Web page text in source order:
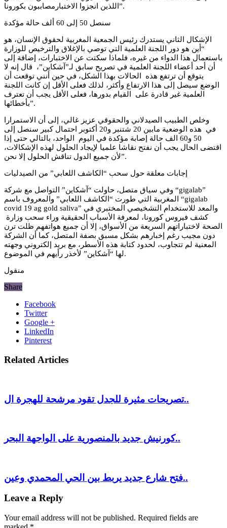
اللذين انجزوا الاختبارمصاببون بكورونا”.
سنصل 50 إلى 60 ألف حالة مؤكدة
الإشكال الثاني يستدرك رئيس الجمعية المغربية لحقوق الإنسان، هو
“أين هو دور اللجنة العلمية التي توصي بالإغلاق والترخيص للوزارة
باستعمال هذا الدواء من غيره، فلماذا سكتت عن الاختبارات، إضافة إلى
أن أحد أعضاء اللجنة العلمية في تصريح سابق لـ”آشكاين”، قال إنه لا
يتوقع أن ترتفع هذه الحالات بهذا الشكل، في حين أنني توقعت أن
الوضع سيصل إلى هذا الارتفاع وأكثر، لذلك فعلى الأقل إن كانت اللجنة
العلمية غير قادرة على القيام بدورها، فعلى الأقل يجب أن تعترف
بأخطائها”.
وخلص الطبيب الصيدلاني والحقوقي عزيز غالي، إلى أن الاستمرارا
في هذه الوضعية مابين 20 شتنبر و20 أكتوبر احتمال كبير سنصل إلى
50 و60 الف حالة إصابة مؤكدة في اليوم الواحد، بالتالي حتى إذا
اقتضى الحال يجب أن نفتح نقاشا علميا لإيجاد الحلول لهذه الإشكالات،
لأن جميع الدول تناقش الحلول إلا نحن”.
إجابات معلقة حول سحب “الكاشف اللعابي” من الصيدليات
وفي سياق متصل، حاولت “آشكاين” التواصل مع شركة “gigalab”
المغربية التي طورت “الكاشف اللعابي” والمعروف باسم “gigalab
covid 19 ag gold saliva” والمعد للاستخدام التشخيصي المختبري في
كشف فيروس كورونا، لمعرفة الأسباب الحقيقية وراء سحب وزارة
الصحة لاختباراتهم السريعة من الأسواق، إلا أن جميع هواتفهم ظلت ترن
دون مجيب رغم إخبارهم بشكل مسبق بصفة المتصل، كما أن الشركة
المعنية لم تتجاوب، لحدود كتابة هذه الأسطر، مع بريد إلكتروني وجهته
لها “آشكاين” لأخذر رأيهم في الموضوع.
منقول
Share
Facebook
Twitter
Google +
LinkedIn
Pinterest
Related Articles
تصريحات مثيرة للجدل تقود مرشحة للهجرة ال..
كورنيش جديد بالمنصورية على الواجهة البحر..
فتح شارع جديد يربط بين الحي المحمدي وعين..
Leave a Reply
Your email address will not be published. Required fields are